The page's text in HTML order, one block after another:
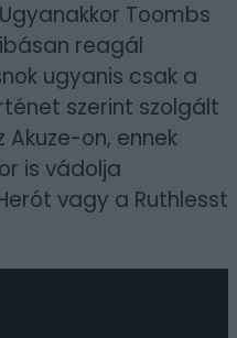
Toombs
reagál
ugyanis csak a
szerint szolgált
on, ennek
is vádolja
vagy a Ruthlesst